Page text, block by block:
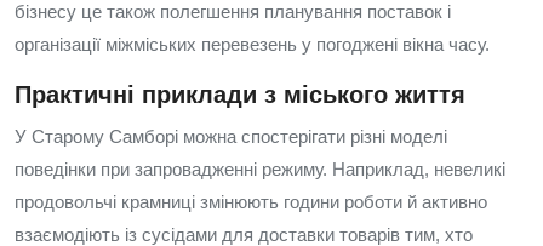
бізнесу це також полегшення планування поставок і
організації міжміських перевезень у погоджені вікна часу.
Практичні приклади з міського життя
У Старому Самборі можна спостерігати різні моделі
поведінки при запровадженні режиму. Наприклад, невеликі
продовольчі крамниці змінюють години роботи й активно
взаємодіють із сусідами для доставки товарів тим, хто